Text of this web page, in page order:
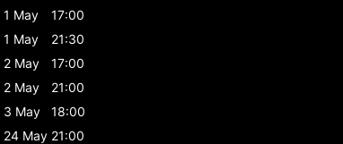
1 May
17:00
1 May
21:30
2 May
17:00
2 May
21:00
3 May
18:00
24 May 21:00